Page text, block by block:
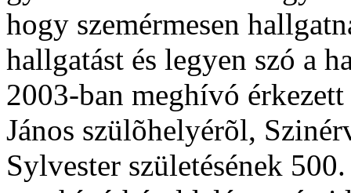
hogy szemérmesen
hallgatást és legyen szó a
2003-ban meghívó
János szülõhelyérõl,
Sylvester születésének